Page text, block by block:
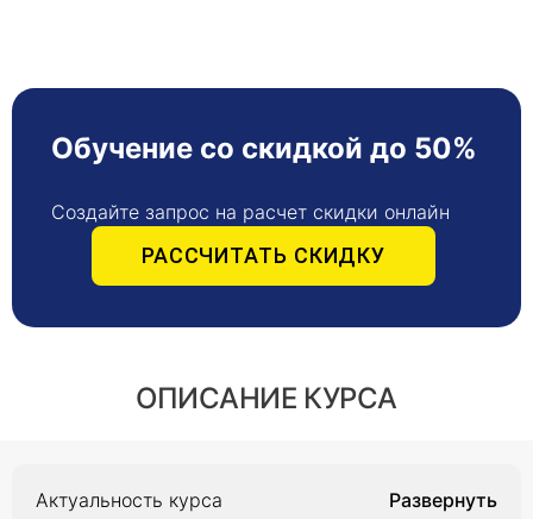
Обучение со скидкой до 50%
Создайте запрос на расчет скидки онлайн
РАССЧИТАТЬ СКИДКУ
ОПИСАНИЕ КУРСА
Актуальность курса